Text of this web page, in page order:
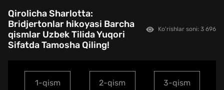
Qirolicha Sharlotta:
Bridjertonlar hikoyasi Barcha
qismlar Uzbek Tilida Yuqori
Sifatda Tamosha Qiling!
Ko'rishlar soni: 3 696
1-qism 2-qism 3-qism